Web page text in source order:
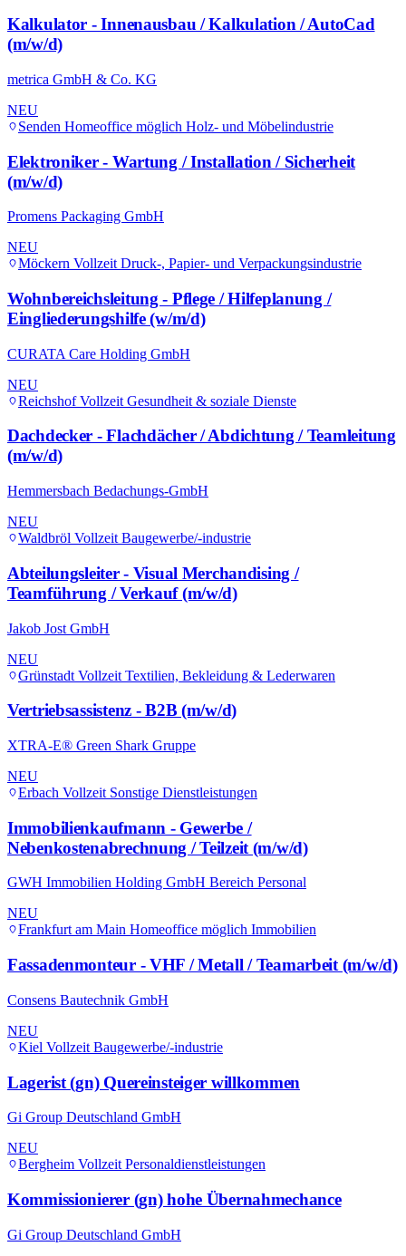
Kalkulator - Innenausbau / Kalkulation / AutoCad
(m/w/d)
metrica GmbH & Co. KG
NEU
Senden Homeoffice möglich Holz- und Möbelindustrie
Elektroniker - Wartung / Installation / Sicherheit
(m/w/d)
Promens Packaging GmbH
NEU
Möckern Vollzeit Druck-, Papier- und Verpackungsindustrie
Wohnbereichsleitung - Pflege / Hilfeplanung /
Eingliederungshilfe (w/m/d)
CURATA Care Holding GmbH
NEU
Reichshof Vollzeit Gesundheit & soziale Dienste
Dachdecker - Flachdächer / Abdichtung / Teamleitung
(m/w/d)
Hemmersbach Bedachungs-GmbH
NEU
Waldbröl Vollzeit Baugewerbe/-industrie
Abteilungsleiter - Visual Merchandising /
Teamführung / Verkauf (m/w/d)
Jakob Jost GmbH
NEU
Grünstadt Vollzeit Textilien, Bekleidung & Lederwaren
Vertriebsassistenz - B2B (m/w/d)
XTRA-E® Green Shark Gruppe
NEU
Erbach Vollzeit Sonstige Dienstleistungen
Immobilienkaufmann - Gewerbe /
Nebenkostenabrechnung / Teilzeit (m/w/d)
GWH Immobilien Holding GmbH Bereich Personal
NEU
Frankfurt am Main Homeoffice möglich Immobilien
Fassadenmonteur - VHF / Metall / Teamarbeit (m/w/d)
Consens Bautechnik GmbH
NEU
Kiel Vollzeit Baugewerbe/-industrie
Lagerist (gn) Quereinsteiger willkommen
Gi Group Deutschland GmbH
NEU
Bergheim Vollzeit Personaldienstleistungen
Kommissionierer (gn) hohe Übernahmechance
Gi Group Deutschland GmbH